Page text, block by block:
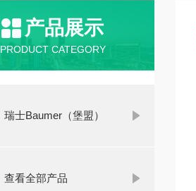
产品展示
PRODUCT CATEGORY
瑞士Baumer（堡盟）
查看全部产品